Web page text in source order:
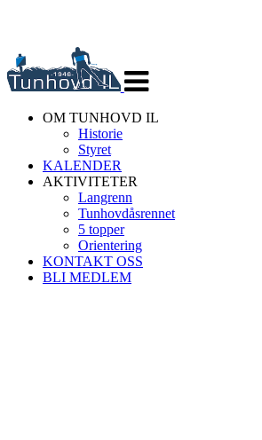
navigasjon
OM TUNHOVD IL
Historie
Styret
KALENDER
AKTIVITETER
Langrenn
Tunhovdåsrennet
5 topper
Orientering
KONTAKT OSS
BLI MEDLEM